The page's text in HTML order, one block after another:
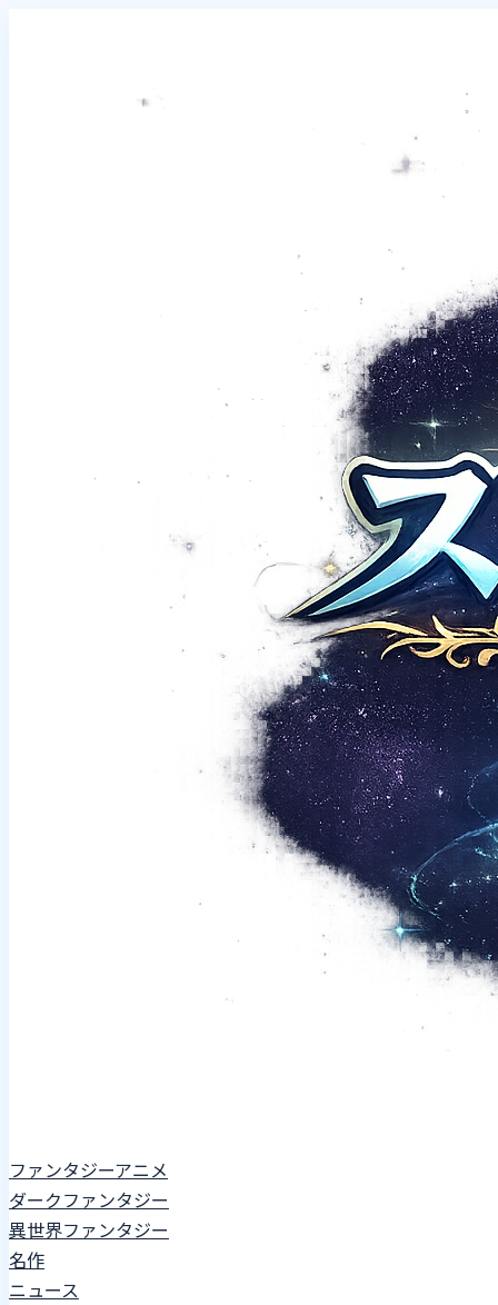
ファンタジーアニメ
ダークファンタジー
異世界ファンタジー
名作
ニュース